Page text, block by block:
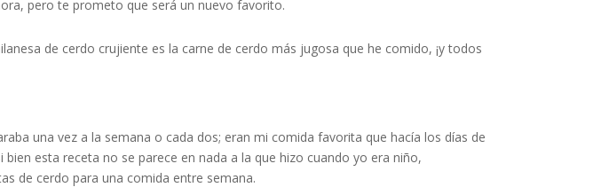
pero te prometo que será un nuevo favorito.
de cerdo crujiente es la carne de cerdo más jugosa que he comido, ¡y todos
una vez a la semana o cada dos; eran mi comida favorita que hacía los días de
esta receta no se parece en nada a la que hizo cuando yo era niño,
de cerdo para una comida entre semana.